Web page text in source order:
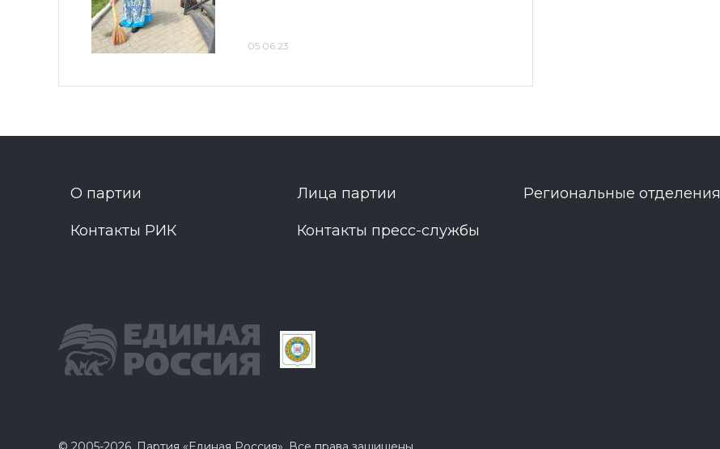
05.06.23
О партии Лица партии Региональные отделения
Контакты РИК Контакты пресс-службы